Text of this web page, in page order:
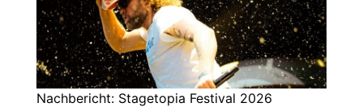
Nachbericht: Stagetopia Festival 2026